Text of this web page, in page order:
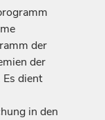
der
der
dient
in den